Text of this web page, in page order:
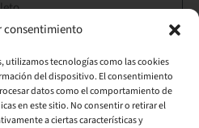
consentimiento
utilizamos tecnologías como las cookies
del dispositivo. El consentimiento
datos como el comportamiento de
en este sitio. No consentir o retirar el
a ciertas características y
nuestras redes sociales.